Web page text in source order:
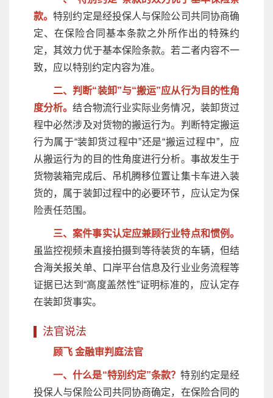
款。特别约定是经投保人与保险公司共同协商确
定、在保险合同基本条款之外所作出的特殊约
定，其效力优于基本保险条款。若二者内容不一
致，应以特别约定内容为准。
二、判断“装卸”与“搬运”应从行为目的性角
度分析。结合物流行业实际业务情况，装卸货过
程中必然涉及对货物的搬运行为。判断特定搬运
行为属于“装卸货过程中”还是“搬运过程中”，应
从搬运行为的目的性角度进行分析。事故发生于
货物装箱完成后、吊机腾移位置让集卡车进入装
货的，属于装卸过程中的必要环节，应认定为保
险责任范围。
三、案件事实认定应兼顾行业特点和惯例。
虽监控视频未直接拍摄到等待装货的车辆，但结
合海关报关单、口岸平台信息及行业业务流程等
证据已达到“高度盖然性”证明标准的，应认定存
在装卸货事实。
法官说法
顾飞 金融审判庭法官
一、什么是“特别约定”条款？特别约定是经
投保人与保险公司共同协商确定，在保险合同的